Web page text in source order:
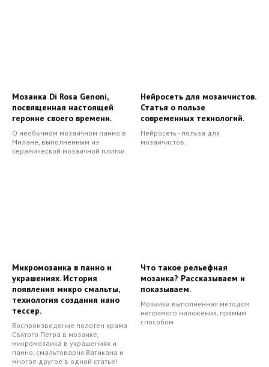
Мозаика Di Rosa Genoni,
посвященная настоящей
героине своего времени.
О необычном мозаичном панно в
Милане, выполненным из
керамической мозаичной плитки.
Нейросеть для мозаичистов.
Статья о пользе
современных технологий.
Нейросеть - польза для
мозаичистов.
Микромозаика в панно и
украшениях. История
появления микро смальты,
технология создания нано
тессер.
Воспроизведение полотен храма
Святого Петра в мозаике,
микромозаика в украшениях и
панно, смальтоварня Ватикана и
многое другое в одной статье!
Что такое рельефная
мозаика? Рассказываем и
показываем.
Мозаика выполненная методом
непрямого наложения, прямым
способом